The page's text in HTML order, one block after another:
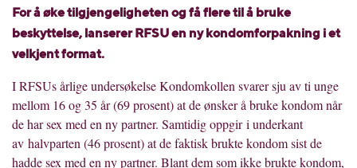
For å øke tilgjengeligheten og få flere til å bruke
beskyttelse, lanserer RFSUen ny kondomforpakning i et
velkjent format.
I RFSUs årlige undersøkelse Kondomkollen svarer sju av ti unge
mellom 16 og 35 år (69 prosent) at de ønsker å bruke kondom når
de har sex med en ny partner. Samtidig oppgiri underkant
av halvparten (46 prosent) at de faktisk brukte kondom sist de
hadde sex med en ny partner. Blant dem som ikke brukte kondom,